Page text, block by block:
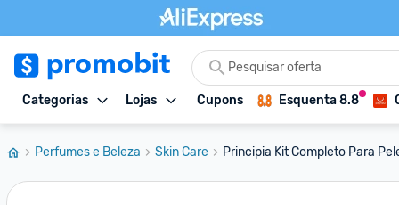
Categorias Lojas Cupons Esquenta 8.8
Perfumes e Beleza Skin Care Principia Kit Completo Para